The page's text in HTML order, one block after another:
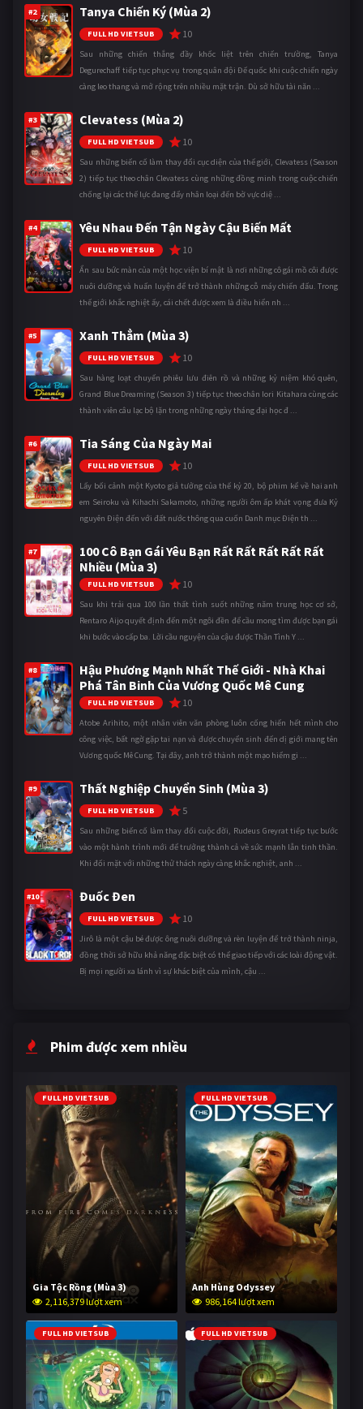
#2 Tanya Chiến Ký (Mùa 2)
FULL HD VIETSUB 10
Sau những chiến thắng đầy khốc liệt trên chiến trường, Tanya
Degurechaff tiếp tục phục vụ trong quân đội Đế quốc khi cuộc chiến ngày
càng leo thang và mở rộng trên nhiều mặt trận. Dù sở hữu tài năn ...
#3 Clevatess (Mùa 2)
FULL HD VIETSUB 10
Sau những biến cố làm thay đổi cục diện của thế giới, Clevatess (Season
2) tiếp tục theo chân Clevatess cùng những đồng minh trong cuộc chiến
chống lại các thế lực đang đẩy nhân loại đến bờ vực diệ ...
#4 Yêu Nhau Đến Tận Ngày Cậu Biến Mất
FULL HD VIETSUB 10
Ẩn sau bức màn của một học viện bí mật là nơi những cô gái mồ côi được
nuôi dưỡng và huấn luyện để trở thành những cỗ máy chiến đấu. Trong
thế giới khắc nghiệt ấy, cái chết được xem là điều hiển nh ...
#5 Xanh Thẳm (Mùa 3)
FULL HD VIETSUB 10
Sau hàng loạt chuyến phiêu lưu điên rồ và những kỷ niệm khó quên,
Grand Blue Dreaming (Season 3) tiếp tục theo chân Iori Kitahara cùng các
thành viên câu lạc bộ lặn trong những ngày tháng đại học đ ...
#6 Tia Sáng Của Ngày Mai
FULL HD VIETSUB 10
Lấy bối cảnh một Kyoto giả tưởng của thế kỷ 20, bộ phim kể về hai anh
em Seiroku và Kihachi Sakamoto, những người ôm ấp khát vọng đưa Kỷ
nguyên Điện đến với đất nước thông qua cuốn Danh mục Điện th ...
#7
100 Cô Bạn Gái Yêu Bạn Rất Rất Rất Rất Rất
Nhiều (Mùa 3)
FULL HD VIETSUB 10
Sau khi trải qua 100 lần thất tình suốt những năm trung học cơ sở,
Rentaro Aijo quyết định đến một ngôi đền để cầu mong tìm được bạn gái
khi bước vào cấp ba. Lời cầu nguyện của cậu được Thần Tình Y ...
#8
Hậu Phương Mạnh Nhất Thế Giới - Nhà Khai
Phá Tân Binh Của Vương Quốc Mê Cung
FULL HD VIETSUB 10
Atobe Arihito, một nhân viên văn phòng luôn cống hiến hết mình cho
công việc, bất ngờ gặp tai nạn và được chuyển sinh đến dị giới mang tên
Vương quốc Mê Cung. Tại đây, anh trở thành một mạo hiểm gi ...
#9 Thất Nghiệp Chuyển Sinh (Mùa 3)
FULL HD VIETSUB 5
Sau những biến cố làm thay đổi cuộc đời, Rudeus Greyrat tiếp tục bước
vào một hành trình mới để trưởng thành cả về sức mạnh lẫn tinh thần.
Khi đối mặt với những thử thách ngày càng khắc nghiệt, anh ...
#10 Đuốc Đen
FULL HD VIETSUB 10
Jirô là một cậu bé được ông nuôi dưỡng và rèn luyện để trở thành ninja,
đồng thời sở hữu khả năng đặc biệt có thể giao tiếp với các loài động vật.
Bị mọi người xa lánh vì sự khác biệt của mình, cậu ...
Phim được xem nhiều
FULL HD VIETSUB
Gia Tộc Rồng (Mùa 3)
2,116,379 lượt xem
FULL HD VIETSUB
Anh Hùng Odyssey
986,164 lượt xem
FULL HD VIETSUB FULL HD VIETSUB